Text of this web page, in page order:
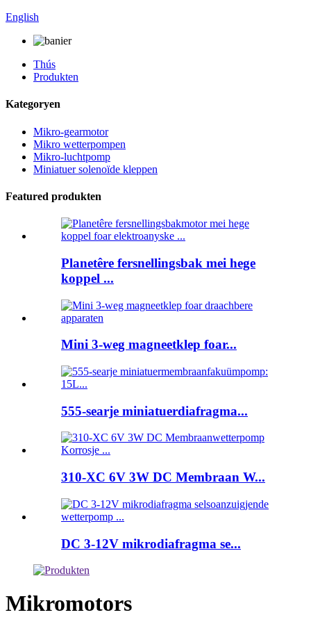
English
Thús
Produkten
Kategoryen
Mikro-gearmotor
Mikro wetterpompen
Mikro-luchtpomp
Miniatuer solenoïde kleppen
Featured produkten
Planetêre fersnellingsbak mei hege
koppel ...
Mini 3-weg magneetklep foar...
555-searje miniatuerdiafragma...
310-XC 6V 3W DC Membraan W...
DC 3-12V mikrodiafragma se...
Mikromotors